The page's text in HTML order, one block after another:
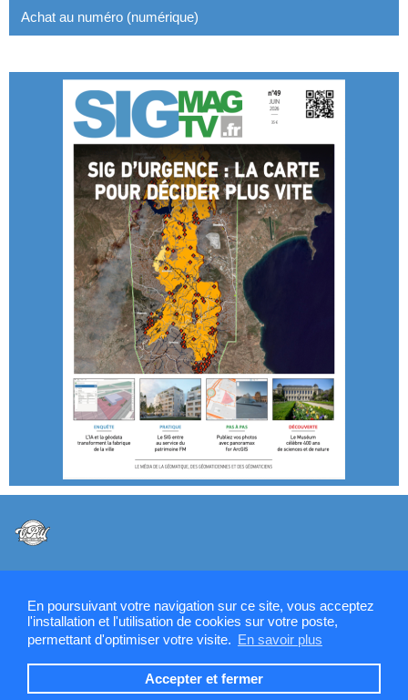
En poursuivant votre navigation sur ce site, vous acceptez
l'installation et l'utilisation de cookies sur votre poste,
permettant d'optimiser votre visite. En savoir plus
Accepter et fermer
Achat au numéro (numérique)
Contactez la rédaction de SIGMAG & SIGTV